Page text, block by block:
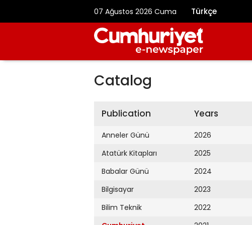
07 Ağustos 2026 Cuma Türkçe
Catalog
Publication
Anneler Günü
Atatürk Kitapları
Babalar Günü
Bilgisayar
Bilim Teknik
Years
2026
2025
2024
2023
2022